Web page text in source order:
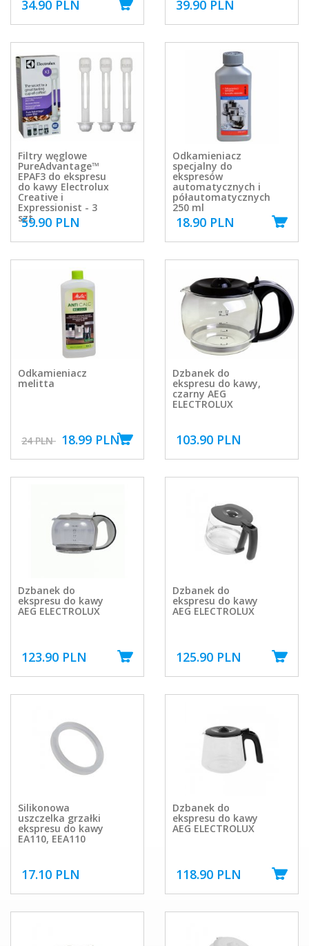
34.90 PLN 39.90 PLN
Filtry węglowe
PureAdvantage™
EPAF3 do ekspresu
do kawy Electrolux
Creative i
Expressionist - 3
szt.
59.90 PLN
Odkamieniacz
specjalny do
ekspresów
automatycznych i
półautomatycznych
250 ml
18.90 PLN
Odkamieniacz
melitta
24 PLN 18.99 PLN
Dzbanek do
ekspresu do kawy,
czarny AEG
ELECTROLUX
103.90 PLN
Dzbanek do
ekspresu do kawy
AEG ELECTROLUX
123.90 PLN
Dzbanek do
ekspresu do kawy
AEG ELECTROLUX
125.90 PLN
Silikonowa
uszczelka grzałki
ekspresu do kawy
EA110, EEA110
17.10 PLN
Dzbanek do
ekspresu do kawy
AEG ELECTROLUX
118.90 PLN